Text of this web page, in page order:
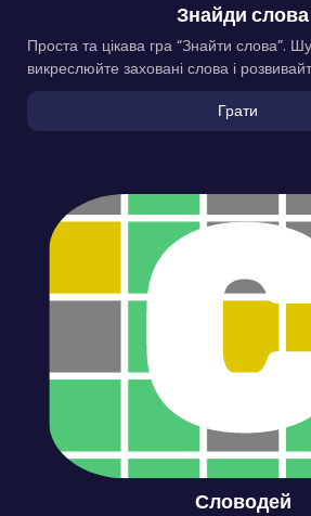
Знайди слова
Проста та цікава гра “Знайти слова”.
викреслюйте заховані слова і
Грати
Словодей